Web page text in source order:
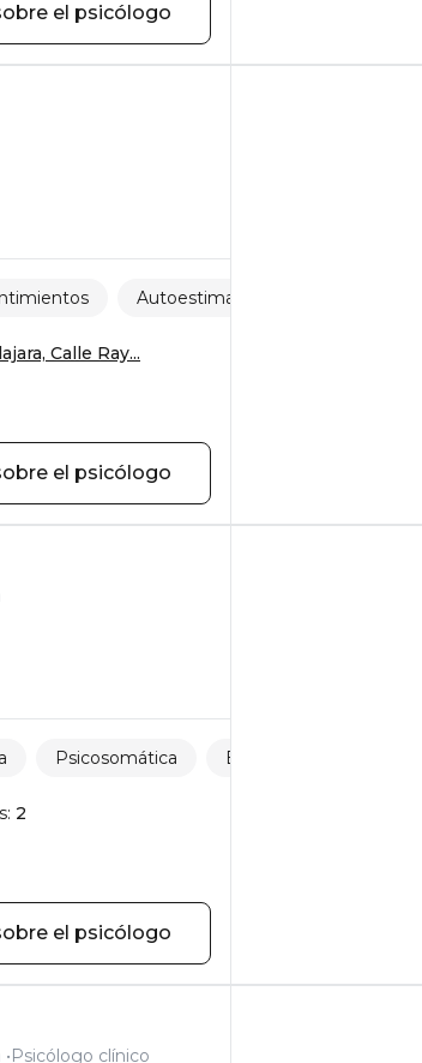
el psicólogo
Autoestima
Calle Ray...
el psicólogo
Psicosomática Emigración y adaptación
2
el psicólogo
Psicólogo clínico